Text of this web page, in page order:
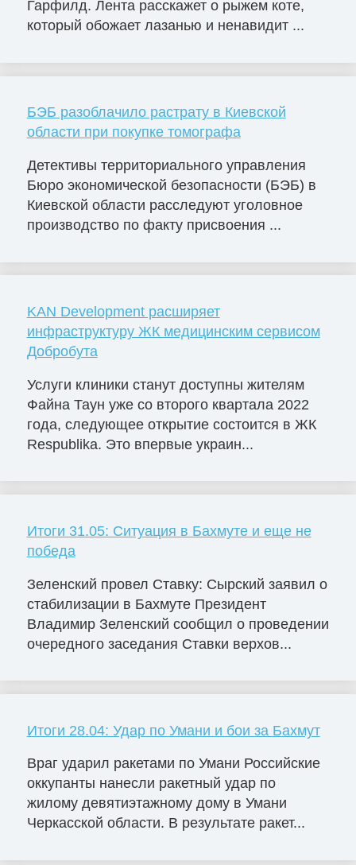
Гарфилд. Лента расскажет о рыжем коте,
который обожает лазанью и ненавидит ...
БЭБ разоблачило растрату в Киевской
области при покупке томографа
Детективы территориального управления
Бюро экономической безопасности (БЭБ) в
Киевской области расследуют уголовное
производство по факту присвоения ...
KAN Development расширяет
инфраструктуру ЖК медицинским сервисом
Добробута
Услуги клиники станут доступны жителям
Файна Таун уже со второго квартала 2022
года, следующее открытие состоится в ЖК
Respublika. Это впервые украин...
Итоги 31.05: Ситуация в Бахмуте и еще не
победа
Зеленский провел Ставку: Сырский заявил о
стабилизации в Бахмуте Президент
Владимир Зеленский сообщил о проведении
очередного заседания Ставки верхов...
Итоги 28.04: Удар по Умани и бои за Бахмут
Враг ударил ракетами по Умани Российские
оккупанты нанесли ракетный удар по
жилому девятиэтажному дому в Умани
Черкасской области. В результате ракет...